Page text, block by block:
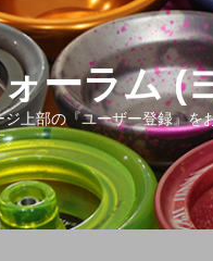
ーラム (
上部の『ユーザー登録』
。